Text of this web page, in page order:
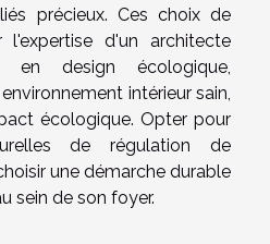
précieux. Ces choix de
l'expertise d'un architecte
en design écologique,
intérieur sain,
écologique. Opter pour
de régulation de
une démarche durable
sein de son foyer.